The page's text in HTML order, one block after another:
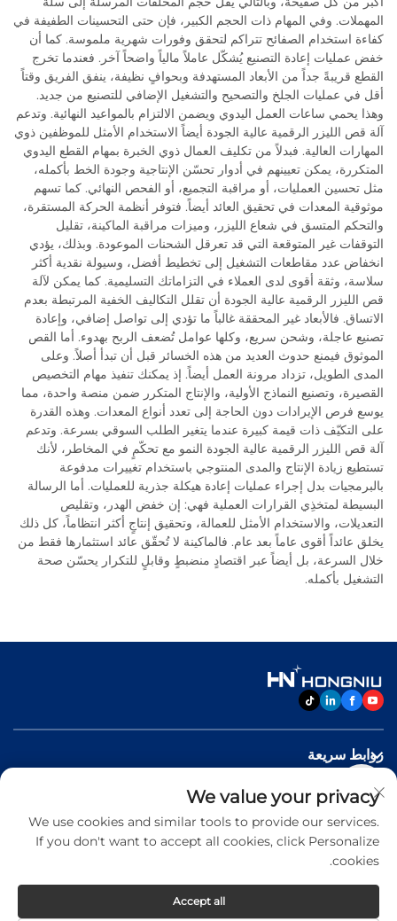
المهملات. وفي المهام ذات الحجم الكبير، فإن حتى التحسينات الطفيفة في
كفاءة استخدام الصفائح تتراكم لتحقق وفورات شهرية ملموسة. كما أن
خفض عمليات إعادة التصنيع يُشكّل عاملاً مالياً واضحاً آخر. فعندما تخرج
القطع قريبةً جداً من الأبعاد المستهدفة وبحوافٍ نظيفة، ينفق الفريق وقتاً
أقل في عمليات الجلخ والتصحيح والتشغيل الإضافي للتصنيع من جديد.
وهذا يحمي ساعات العمل اليدوي ويضمن الالتزام بالمواعيد النهائية. وتدعم
آلة قص الليزر الرقمية عالية الجودة أيضاً الاستخدام الأمثل للموظفين ذوي
المهارات العالية. فبدلاً من تكليف العمال ذوي الخبرة بمهام القطع اليدوي
المتكررة، يمكن تعيينهم في أدوار تحسّن الإنتاجية وجودة الخط بأكمله،
مثل تحسين العمليات، أو مراقبة التجميع، أو الفحص النهائي. كما تسهم
موثوقية المعدات في تحقيق العائد أيضاً. فتوفر أنظمة الحركة المستقرة،
والتحكم المتسق في شعاع الليزر، وميزات مراقبة الماكينة، تقليل
التوقفات غير المتوقعة التي قد تعرقل الشحنات الموعودة. وبذلك، يؤدي
انخفاض عدد مقاطعات التشغيل إلى تخطيط أفضل، وسيولة نقدية أكثر
سلاسة، وثقة أقوى لدى العملاء في التزاماتك التسليمية. كما يمكن لآلة
قص الليزر الرقمية عالية الجودة أن تقلل التكاليف الخفية المرتبطة بعدم
الاتساق. فالأبعاد غير المحققة غالباً ما تؤدي إلى تواصل إضافي، وإعادة
تصنيع عاجلة، وشحن سريع، وكلها عوامل تُضعف الربح بهدوء. أما القص
الموثوق فيمنع حدوث العديد من هذه الخسائر قبل أن تبدأ أصلاً. وعلى
المدى الطويل، تزداد مرونة العمل أيضاً. إذ يمكنك تنفيذ مهام التخصيص
القصيرة، وتصنيع النماذج الأولية، والإنتاج المتكرر ضمن منصة واحدة، مما
يوسع فرص الإيرادات دون الحاجة إلى تعدد أنواع المعدات. وهذه القدرة
على التكيّف ذات قيمة كبيرة عندما يتغير الطلب السوقي بسرعة. وتدعم
آلة قص الليزر الرقمية عالية الجودة النمو مع تحكّمٍ في المخاطر، لأنك
تستطيع زيادة الإنتاج والمدى المنتوجي باستخدام تغييرات مدفوعة
بالبرمجيات بدل إجراء عمليات إعادة هيكلة جذرية للعمليات. أما الرسالة
البسيطة لمتخذِي القرارات العملية فهي: إن خفض الهدر، وتقليص
التعديلات، والاستخدام الأمثل للعمالة، وتحقيق إنتاجٍ أكثر انتظاماً، كل ذلك
يخلق عائداً أقوى عاماً بعد عام. فالماكينة لا تُحقّق عائد استثمارها فقط من
خلال السرعة، بل أيضاً عبر اقتصادٍ منضبطٍ وقابلٍ للتكرار يحسّن صحة
التشغيل بأكمله.
روابط سريعة
منتجات
اتصل بنا
We value your privacy
We use cookies and similar tools to provide our services.
If you don't want to accept all cookies, click Personalize
cookies.
Accept all